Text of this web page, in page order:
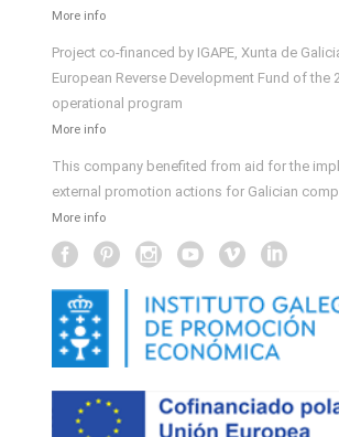
More info
Project co-financed by IGAPE, Xunta de
European Reverse Development Fund of the
operational program
More info
This company benefited from aid for the
external promotion actions for Galician
More info